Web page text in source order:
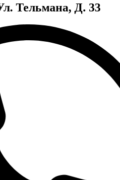
Тельмана, Д. 33